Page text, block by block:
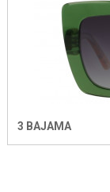
3 BAJAMA